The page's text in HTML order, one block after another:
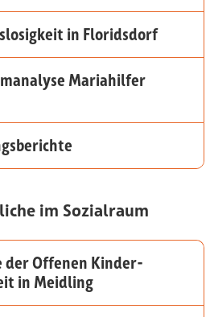
in Floridsdorf
Mariahilfer
im Sozialraum
der Offenen Kinder-
in Meidling